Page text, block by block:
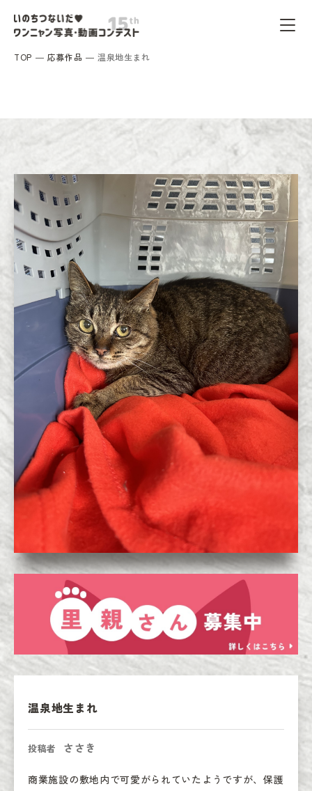
TOP 応募作品 温泉地生まれ
温泉地生まれ
投稿者 ささき
商業施設の敷地内で可愛がられていたようですが、保護